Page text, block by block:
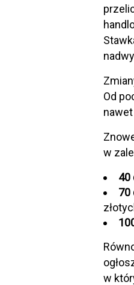
Od
nawet
w
40
70
w